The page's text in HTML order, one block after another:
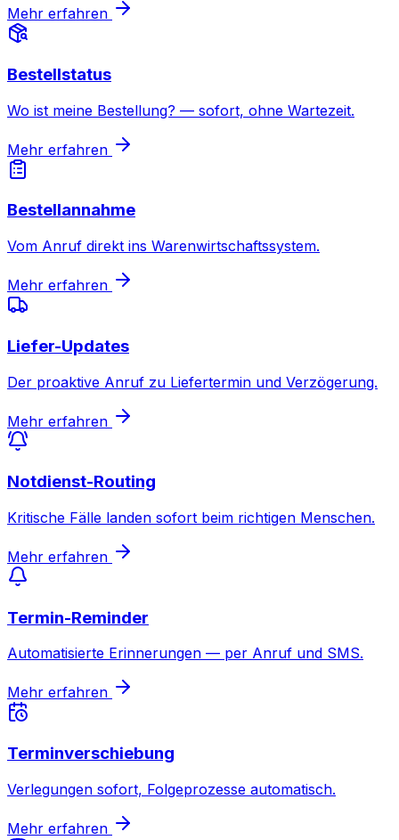
Mehr erfahren
Bestellstatus
Wo ist meine Bestellung? — sofort, ohne Wartezeit.
Mehr erfahren
Bestellannahme
Vom Anruf direkt ins Warenwirtschaftssystem.
Mehr erfahren
Liefer-Updates
Der proaktive Anruf zu Liefertermin und Verzögerung.
Mehr erfahren
Notdienst-Routing
Kritische Fälle landen sofort beim richtigen Menschen.
Mehr erfahren
Termin-Reminder
Automatisierte Erinnerungen — per Anruf und SMS.
Mehr erfahren
Terminverschiebung
Verlegungen sofort, Folgeprozesse automatisch.
Mehr erfahren